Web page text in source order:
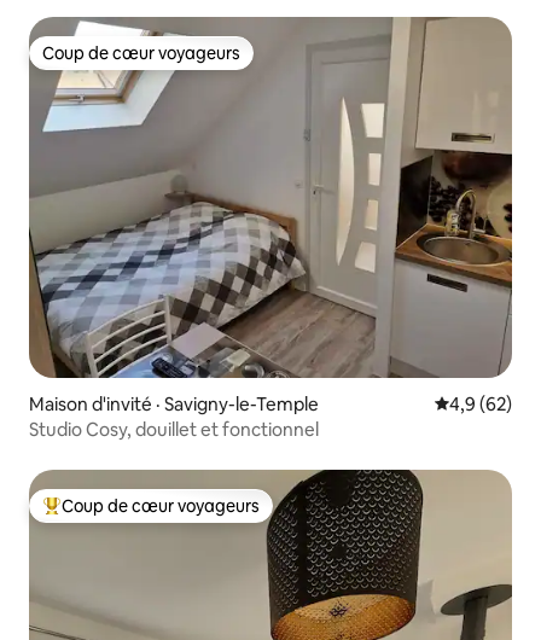
Coup de cœur voyageurs
Coup de cœur voyageurs
Maison d'invité · Savigny-le-Temple Note
4,9 (62)
Studio Cosy, douillet et fonctionnel
Coup de cœur voyageurs parmi les plus aimés
Coup de cœur voyageurs